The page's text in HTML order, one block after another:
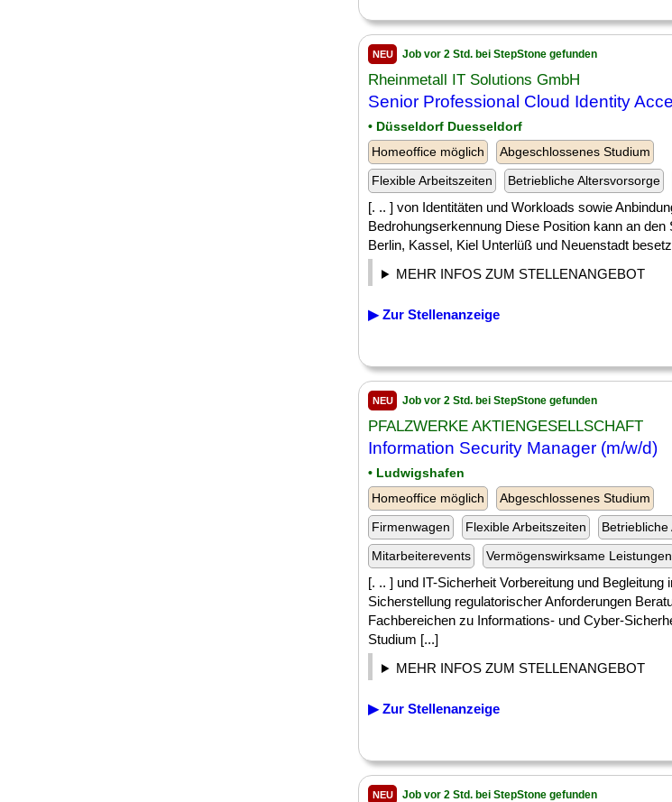
NEU Job vor 2 Std. bei StepStone gefunden
Rheinmetall IT Solutions GmbH
Senior Professional Cloud Identity
• Düsseldorf Duesseldorf
Homeoffice möglich
Abgeschlossenes Studium
Flexible Arbeitszeiten
Betriebliche Altersvorsorge
[. .. ] von Identitäten und Workloads sowie
Bedrohungserkennung Diese Position kann an
Berlin, Kassel, Kiel Unterlüß und Neuenstadt
MEHR INFOS ZUM STELLENANGEBOT
▶ Zur Stellenanzeige
NEU Job vor 2 Std. bei StepStone gefunden
PFALZWERKE AKTIENGESELLSCHAFT
Information Security Manager (m/w/d)
• Ludwigshafen
Homeoffice möglich
Abgeschlossenes Studium
Firmenwagen
Flexible Arbeitszeiten
Mitarbeiterevents
Vermögenswirksame Leistungen
[. .. ] und IT-Sicherheit Vorbereitung und
Sicherstellung regulatorischer Anforderungen
Fachbereichen zu Informations- und Cyber-
Studium [...]
MEHR INFOS ZUM STELLENANGEBOT
▶ Zur Stellenanzeige
NEU Job vor 2 Std. bei StepStone gefunden